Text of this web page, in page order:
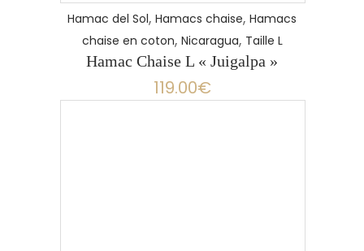
Hamac del Sol, Hamacs chaise, Hamacs
chaise en coton, Nicaragua, Taille L
Hamac Chaise L « Juigalpa »
119.00€